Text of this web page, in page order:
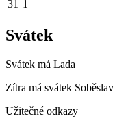
31 1
Svátek
Svátek má Lada
Zítra má svátek Soběslav
Užitečné odkazy